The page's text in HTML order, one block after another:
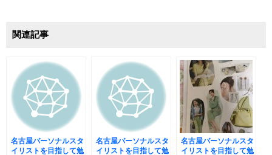
関連記事
名古屋パーソナルスタ
イリストを目指して勉
名古屋パーソナルスタ
イリストを目指して勉
名古屋パーソナルスタ
イリストを目指して勉